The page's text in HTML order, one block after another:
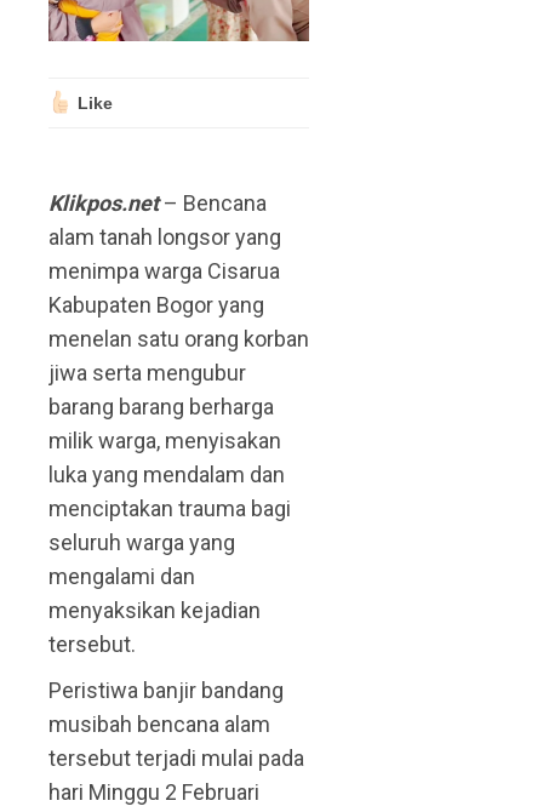
Like
Klikpos.net– Bencana
alam tanah longsor yang
menimpa warga Cisarua
Kabupaten Bogor yang
menelan satu orang korban
jiwa serta mengubur
barang barang berharga
milik warga, menyisakan
luka yang mendalam dan
menciptakan trauma bagi
seluruh warga yang
mengalami dan
menyaksikan kejadian
tersebut.
Peristiwa banjir bandang
musibah bencana alam
tersebut terjadi mulai pada
hari Minggu 2 Februari